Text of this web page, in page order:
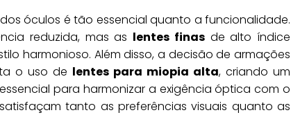
óculos é tão essencial quanto a funcionalidade.
reduzida, mas as lentes finasde alto índice
harmonioso. Além disso, a decisão de armações
o uso de lentes para miopia alta, criando um
para harmonizar a exigência óptica com o
tanto as preferências visuais quanto as